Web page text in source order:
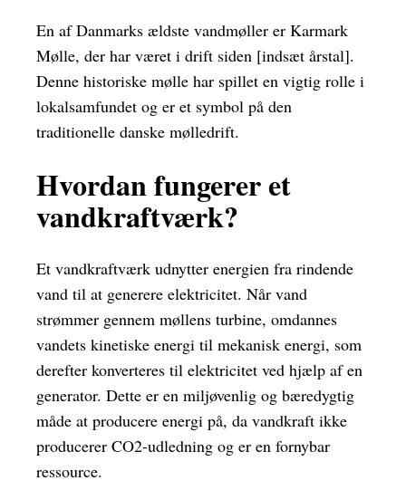
En af Danmarks ældste vandmøller er Karmark
Mølle, der har været i drift siden [indsæt årstal].
Denne historiske mølle har spillet en vigtig rolle i
lokalsamfundet og er et symbol på den
traditionelle danske mølledrift.
Hvordan fungerer et
vandkraftværk?
Et vandkraftværk udnytter energien fra rindende
vand til at generere elektricitet. Når vand
strømmer gennem møllens turbine, omdannes
vandets kinetiske energi til mekanisk energi, som
derefter konverteres til elektricitet ved hjælp af en
generator. Dette er en miljøvenlig og bæredygtig
måde at producere energi på, da vandkraft ikke
producerer CO2-udledning og er en fornybar
ressource.